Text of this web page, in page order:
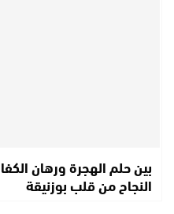
بين حلم الهجرة ورهان
النجاح من قلب بوزنيقة